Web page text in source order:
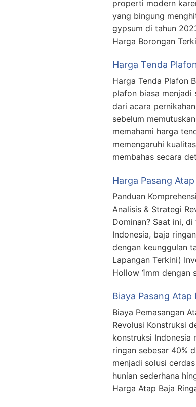
properti modern
yang bingung
gypsum di tahun
Harga Borongan
Harga Tenda
Harga Tenda Plafon
plafon biasa menjadi
dari acara
sebelum
memahami harga
memengaruhi
membahas secara
Harga Pasang
Panduan
Analisis & Strategi
Dominan? Saat ini,
Indonesia, baja
dengan keunggulan
Lapangan Terkini)
Hollow 1mm dengan
Biaya Pasang
Biaya Pemasangan
Revolusi Konstruksi
konstruksi Indonesia
ringan sebesar 40%
menjadi solusi
hunian sederhana
Harga Atap Baja